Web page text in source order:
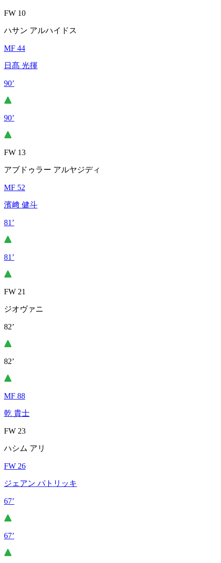
FW 10
ハサン アルハイドス
MF 44
日髙 光揮
90’
90’
FW 13
アブドゥラー アルヤジディ
MF 52
濱﨑 健斗
81’
81’
FW 21
ジオヴァニ
82’
82’
MF 88
乾 貴士
FW 23
ハシム アリ
FW 26
ジェアン パトリッキ
67’
67’